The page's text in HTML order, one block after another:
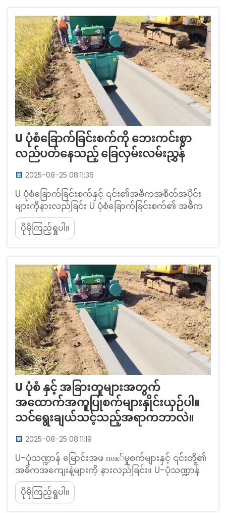
ဖြစ်သည်။ ထို့ပြင်...
U ပုံစံခြောက်ခြင်းစက်ကို ဘေးကင်းစွာ
လည်ပတ်နေသည့် ခြေလှမ်းလမ်းညွှန်
2025-08-25 08:11:36
U ပုံစံခြောက်ခြင်းစက်နှင့် ၎င်း၏အဓိကအစိတ်အပိုင်း
များကိုနားလည်ခြင်း U ပုံစံခြောက်ခြင်းစက်၏ အဓိက
တည်ဆောက်ပုံဒြပ်စင်များ သံမဏိချောင်းများနှင့် ဝင်ရိုး
နှစ်ခုပါဝင်သောခြောက်စနစ်တို့ဖြင့်ပြုလုပ်ထားသော U
ပုံစံခြောက်ခြင်းစက်
ပိုမိုကြည့်ရှုပါ။
U ပုံစံ နှင့် အခြားတူများအတွက်
အထောက်အကူပြုစက်များနှိုင်းယှဉ်ပါ။
သင်ရွေးချယ်သင့်သည့်အရာကဘာလဲ။
2025-08-25 08:11:19
U-ပုံသဏ္ဍာန် မြောင်းအဖ пок်မှုစက်များနှင့် ၎င်းတို့၏
အဓိကအကျေးနဲ့များကို နားလည်ခြင်း။ U-ပုံသဏ္ဍာန်
မြောင်းအဖ пок်မှုစက်များ၏ အရှိန်အဝါးများမှာ အ
ဘယ်နည်း။ "U-ပုံသဏ္ဍာန် မြောင်းအဖ pok်မှုစက်"
ဟူသော အမည်သည် ၎င်း၏ အကြမ်းဖျင်းအားဖြင့် ဝိုင်း
ပိုမိုကြည့်ရှုပါ။